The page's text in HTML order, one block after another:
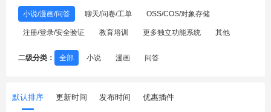
小说/漫画/问答 聊天/问卷/工单 OSS/COS/对象存储
注册/登录/安全验证 教育培训 更多独立功能系统 其他
二级分类： 全部 小说 漫画 问答
默认排序 更新时间 发布时间 优惠插件